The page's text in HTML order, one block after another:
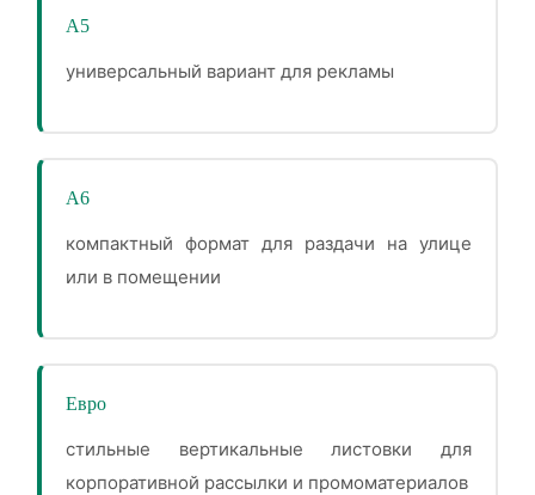
А5
универсальный вариант для рекламы
А6
компактный формат для раздачи на улице
или в помещении
Евро
стильные вертикальные листовки для
корпоративной рассылки и промоматериалов